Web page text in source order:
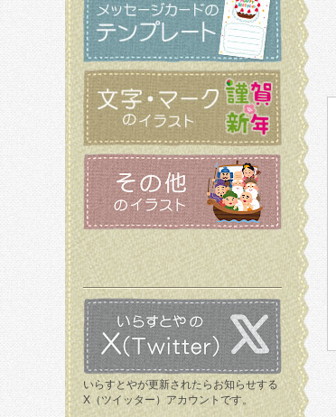
いらすとやが更新されたらお知らせする
X（ツイッター）アカウントです。